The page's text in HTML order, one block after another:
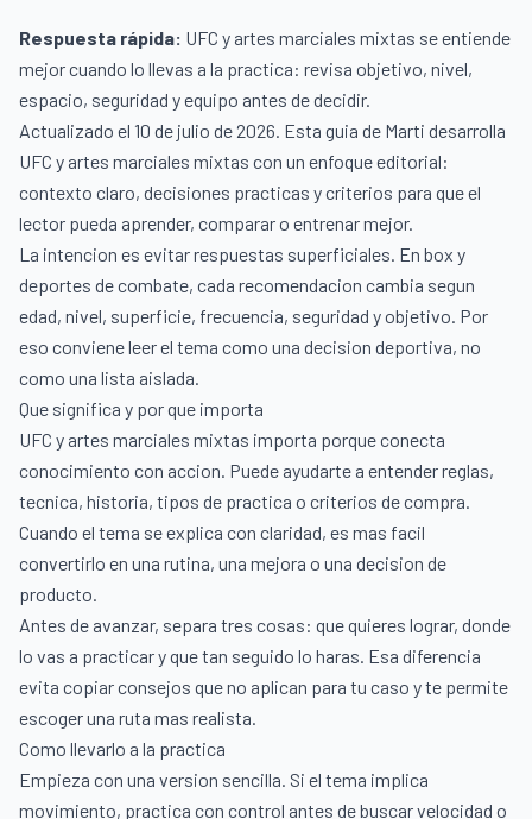
Respuesta rápida: UFC y artes marciales mixtas se entiende
mejor cuando lo llevas a la practica: revisa objetivo, nivel,
espacio, seguridad y equipo antes de decidir.
Actualizado el 10 de julio de 2026. Esta guia de Marti desarrolla
UFC y artes marciales mixtas con un enfoque editorial:
contexto claro, decisiones practicas y criterios para que el
lector pueda aprender, comparar o entrenar mejor.
La intencion es evitar respuestas superficiales. En box y
deportes de combate, cada recomendacion cambia segun
edad, nivel, superficie, frecuencia, seguridad y objetivo. Por
eso conviene leer el tema como una decision deportiva, no
como una lista aislada.
Que significa y por que importa
UFC y artes marciales mixtas importa porque conecta
conocimiento con accion. Puede ayudarte a entender reglas,
tecnica, historia, tipos de practica o criterios de compra.
Cuando el tema se explica con claridad, es mas facil
convertirlo en una rutina, una mejora o una decision de
producto.
Antes de avanzar, separa tres cosas: que quieres lograr, donde
lo vas a practicar y que tan seguido lo haras. Esa diferencia
evita copiar consejos que no aplican para tu caso y te permite
escoger una ruta mas realista.
Como llevarlo a la practica
Empieza con una version sencilla. Si el tema implica
movimiento, practica con control antes de buscar velocidad o